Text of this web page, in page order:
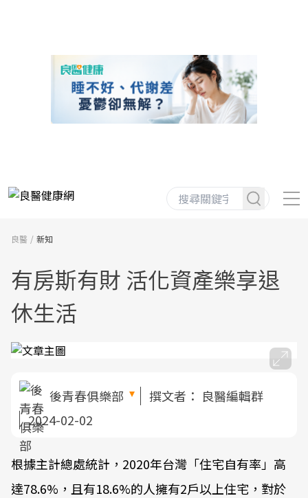
良醫 新知
有房斯有財 活化資產樂享退
休生活
後青春俱樂部 撰文者： 良醫編輯群
2024-02-02
根據主計總處統計，2020年台灣「住宅自有率」高
達78.6%，且有18.6%的人擁有2戶以上住宅，對於